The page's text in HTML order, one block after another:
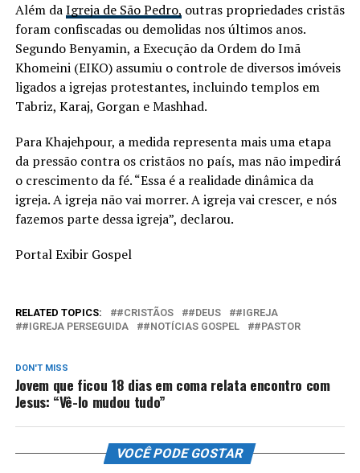
Além daIgreja de São Pedro, outras propriedades cristãs
foram confiscadas ou demolidas nos últimos anos.
Segundo Benyamin, a Execução da Ordem do Imã
Khomeini (EIKO) assumiu o controle de diversos imóveis
ligados a igrejas protestantes, incluindo templos em
Tabriz, Karaj, Gorgan e Mashhad.
Para Khajehpour, a medida representa mais uma etapa
da pressão contra os cristãos no país, mas não impedirá
o crescimento da fé. “Essa é a realidade dinâmica da
igreja. A igreja não vai morrer. A igreja vai crescer, e nós
fazemos parte dessa igreja”, declarou.
Portal Exibir Gospel
RELATED TOPICS: #CRISTÃOS #DEUS
#IGREJA
#IGREJA PERSEGUIDA
#NOTÍCIAS GOSPEL #PASTOR
DON'T MISS
Jovem que ficou 18 dias em coma relata encontro com
Jesus: “Vê-lo mudou tudo”
VOCÊ PODE GOSTAR